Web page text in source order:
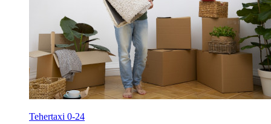
Tehertaxi 0-24